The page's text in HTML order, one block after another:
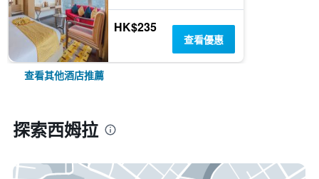
HK$235
查看優惠
查看其他酒店推薦
探索西姆拉